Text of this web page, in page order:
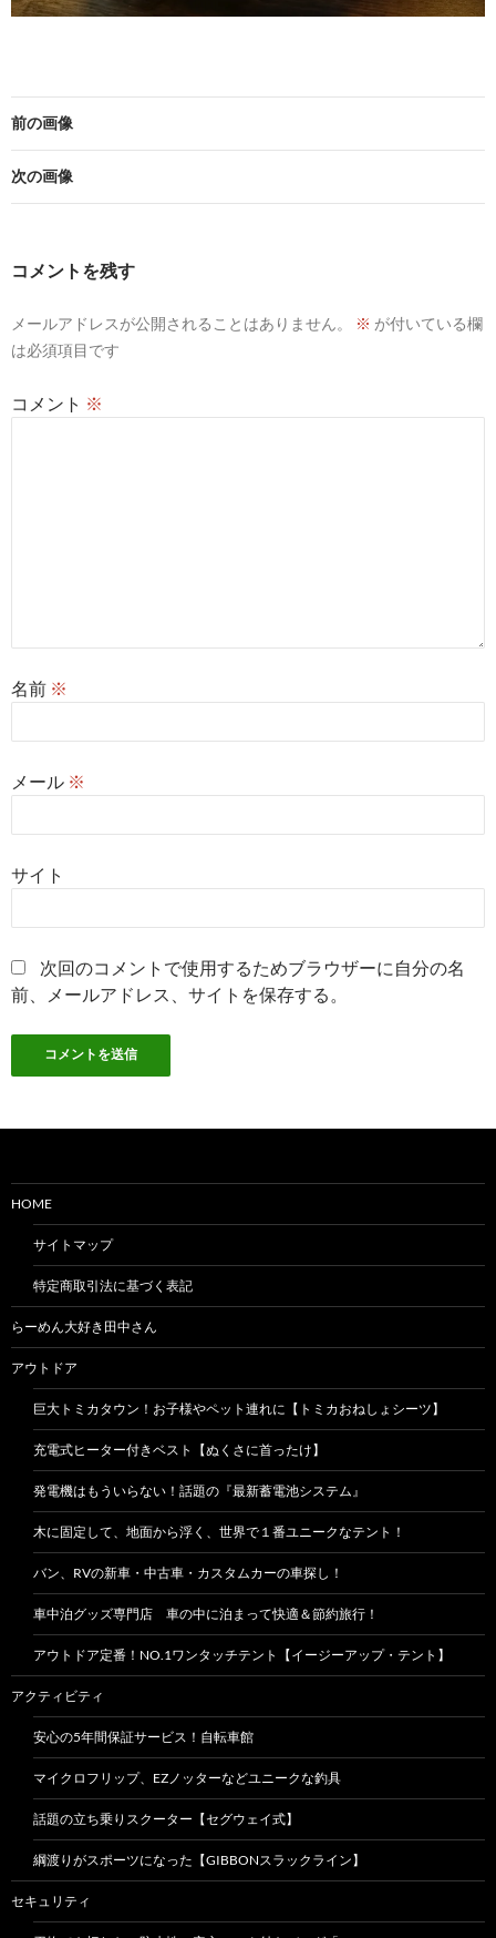
前の画像
次の画像
コメントを残す
メールアドレスが公開されることはありません。 ※ が付いている欄
は必須項目です
コメント ※
名前 ※
メール ※
サイト
次回のコメントで使用するためブラウザーに自分の名
前、メールアドレス、サイトを保存する。
HOME
サイトマップ
特定商取引法に基づく表記
らーめん大好き田中さん
アウトドア
巨大トミカタウン！お子様やペット連れに【トミカおねしょシーツ】
充電式ヒーター付きベスト【ぬくさに首ったけ】
発電機はもういらない！話題の『最新蓄電池システム』
木に固定して、地面から浮く、世界で１番ユニークなテント！
バン、RVの新車・中古車・カスタムカーの車探し！
車中泊グッズ専門店 車の中に泊まって快適＆節約旅行！
アウトドア定番！NO.1ワンタッチテント【イージーアップ・テント】
アクティビティ
安心の5年間保証サービス！自転車館
マイクロフリップ、EZノッターなどユニークな釣具
話題の立ち乗りスクーター【セグウェイ式】
綱渡りがスポーツになった【GIBBONスラックライン】
セキュリティ